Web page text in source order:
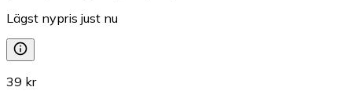
Lägst nypris just nu
39 kr